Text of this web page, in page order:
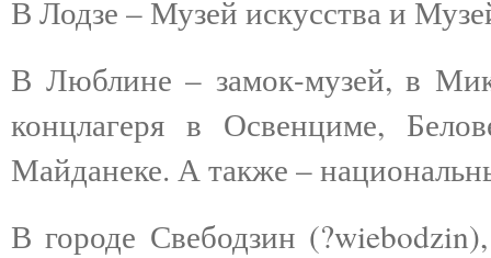
В Лодзе – Музей искусства и
В Люблине – замок-музей, в
концлагеря в Освенциме,
Майданеке. А также –
В городе Свебодзин